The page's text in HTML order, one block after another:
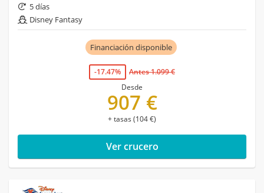
5 días
Disney Fantasy
Financiación disponible
-17.47%
Antes 1.099 €
Desde
907 €
+ tasas (104 €)
Ver crucero